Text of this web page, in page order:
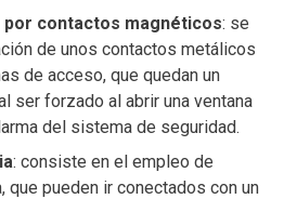
contactos magnéticos: se
de unos contactos metálicos
de acceso, que quedan un
ser forzado al abrir una ventana
del sistema de seguridad.
: consiste en el empleo de
que pueden ir conectados con un